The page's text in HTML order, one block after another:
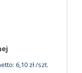
6,10 zł /szt.